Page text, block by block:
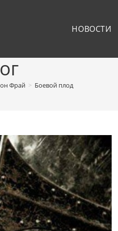
НОВОСТИ
Фрай > Боевой плод